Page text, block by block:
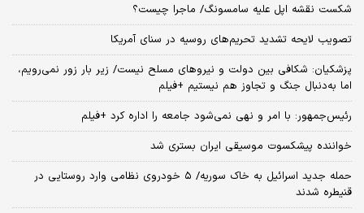
شکست نقشه اپل علیه سامسونگ/ ماجرا چیست؟
تصویب لایحه تشدید تحریم‌های روسیه در سنای آمریکا
پزشکیان: شکافی بین دولت و نیروهای مسلح نیست/ زیر بار زور نمی‌رویم،
اما به‌دنبال جنگ و تجاوز هم نیستیم +فیلم
رئیس‌جمهور: با امر و نهی نمی‌شود جامعه را اداره کرد +فیلم
خواننده پیشکسوت موسیقی ایران بستری شد
حمله جدید اسرائیل به خاک سوریه/ ۵ خودروی نظامی وارد روستایی در
قنیطره شدند